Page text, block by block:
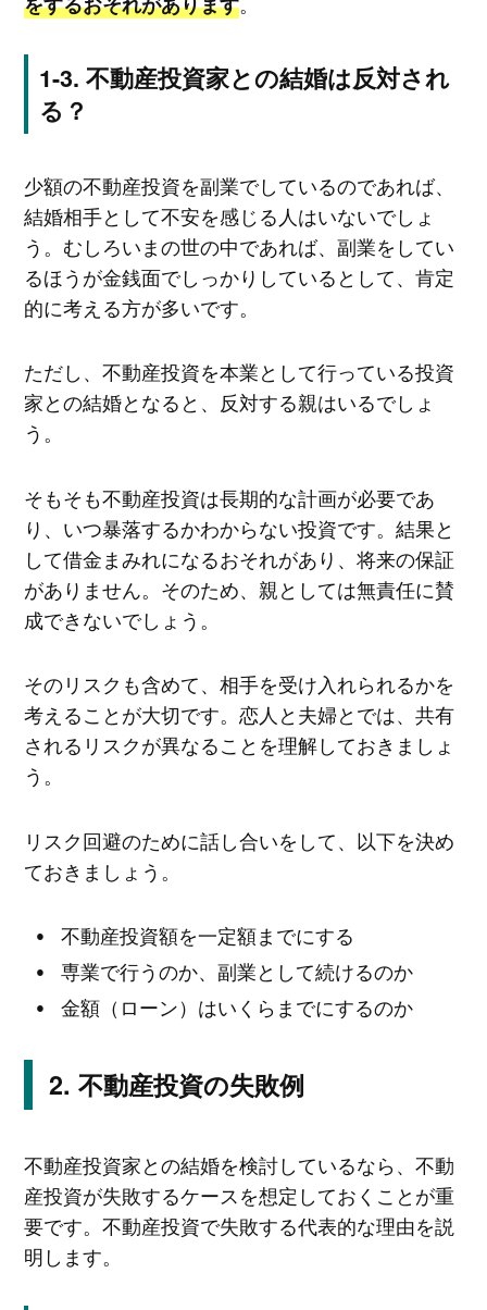
不動産投資家との結婚は反対され
る？
少額の不動産投資を副業でしているのであれば、
結婚相手として不安を感じる人はいないでしょ
う。むしろいまの世の中であれば、副業をしてい
るほうが金銭面でしっかりしているとして、肯定
的に考える方が多いです。
ただし、不動産投資を本業として行っている投資
家との結婚となると、反対する親はいるでしょ
う。
そもそも不動産投資は長期的な計画が必要であ
り、いつ暴落するかわからない投資です。結果と
して借金まみれになるおそれがあり、将来の保証
がありません。そのため、親としては無責任に賛
成できないでしょう。
そのリスクも含めて、相手を受け入れられるかを
考えることが大切です。恋人と夫婦とでは、共有
されるリスクが異なることを理解しておきましょ
う。
リスク回避のために話し合いをして、以下を決め
ておきましょう。
不動産投資額を一定額までにする
専業で行うのか、副業として続けるのか
金額（ローン）はいくらまでにするのか
不動産投資の失敗例
不動産投資家との結婚を検討しているなら、不動
産投資が失敗するケースを想定しておくことが重
要です。不動産投資で失敗する代表的な理由を説
明します。